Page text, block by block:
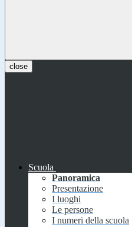
close
Scuola
Panoramica
Presentazione
I luoghi
Le persone
I numeri della scuola